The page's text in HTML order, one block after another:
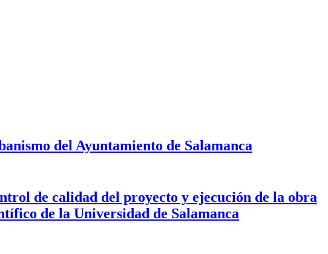
del Ayuntamiento de Salamanca
de calidad del proyecto y ejecución de la obra
de la Universidad de Salamanca